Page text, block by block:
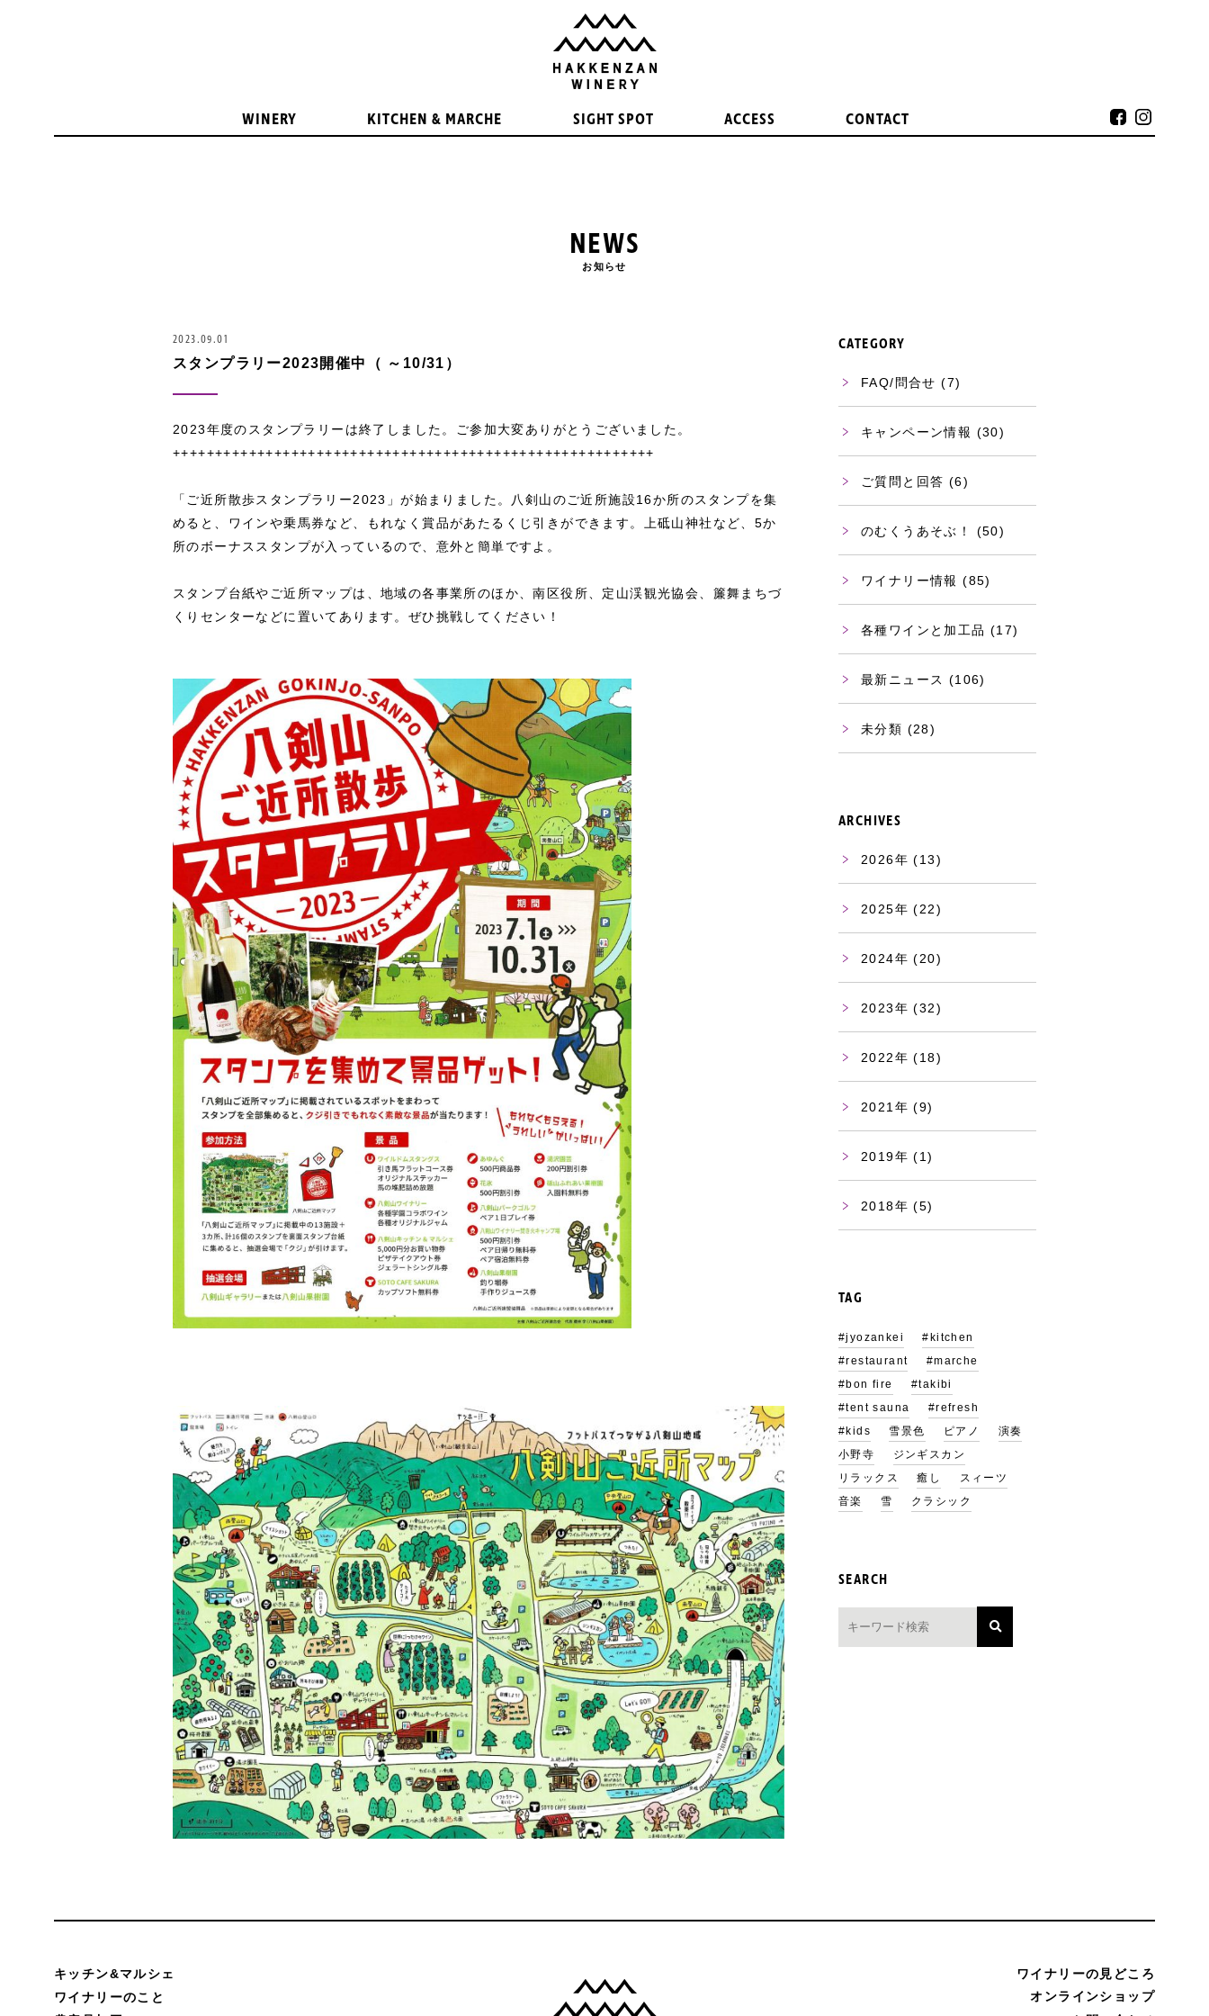
WINERY KITCHEN & MARCHE SIGHT SPOT ACCESS CONTACT
NEWS
お知らせ
2023.09.01
スタンプラリー2023開催中（ ～10/31）
2023年度のスタンプラリーは終了しました。ご参加大変ありがとうございました。
+++++++++++++++++++++++++++++++++++++++++++++++++++++++++
「ご近所散歩スタンプラリー2023」が始まりました。八剣山のご近所施設16か所のスタンプを集
めると、ワインや乗馬券など、もれなく賞品があたるくじ引きができます。上砥山神社など、5か
所のボーナススタンプが入っているので、意外と簡単ですよ。
スタンプ台紙やご近所マップは、地域の各事業所のほか、南区役所、定山渓観光協会、簾舞まちづ
くりセンターなどに置いてあります。ぜひ挑戦してください！
CATEGORY
FAQ/問合せ (7)
キャンペーン情報 (30)
ご質問と回答 (6)
のむくうあそぶ！ (50)
ワイナリー情報 (85)
各種ワインと加工品 (17)
最新ニュース (106)
未分類 (28)
ARCHIVES
2026 (13)
2025 (22)
2024 (20)
2023 (32)
2022 (18)
2021 (9)
2019 (1)
2018 (5)
TAG
#jyozankei
#kitchen
#restaurant
#marche
#bon fire
#takibi
#tent sauna
#refresh
#kids
雪景色 ピアノ
演奏
小野寺
ジンギスカン
リラックス
癒し
スィーツ
音楽
雪 クラシック
SEARCH
キッチン&マルシェ
ワイナリーのこと
ワイナリーの見どころ
オンラインショップ